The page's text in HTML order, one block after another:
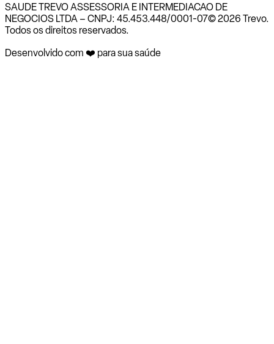
SAUDE TREVO ASSESSORIA E INTERMEDIACAO DE
NEGOCIOS LTDA – CNPJ: 45.453.448/0001-07© 2026 Trevo.
Todos os direitos reservados.
Desenvolvido com ❤️ para sua saúde